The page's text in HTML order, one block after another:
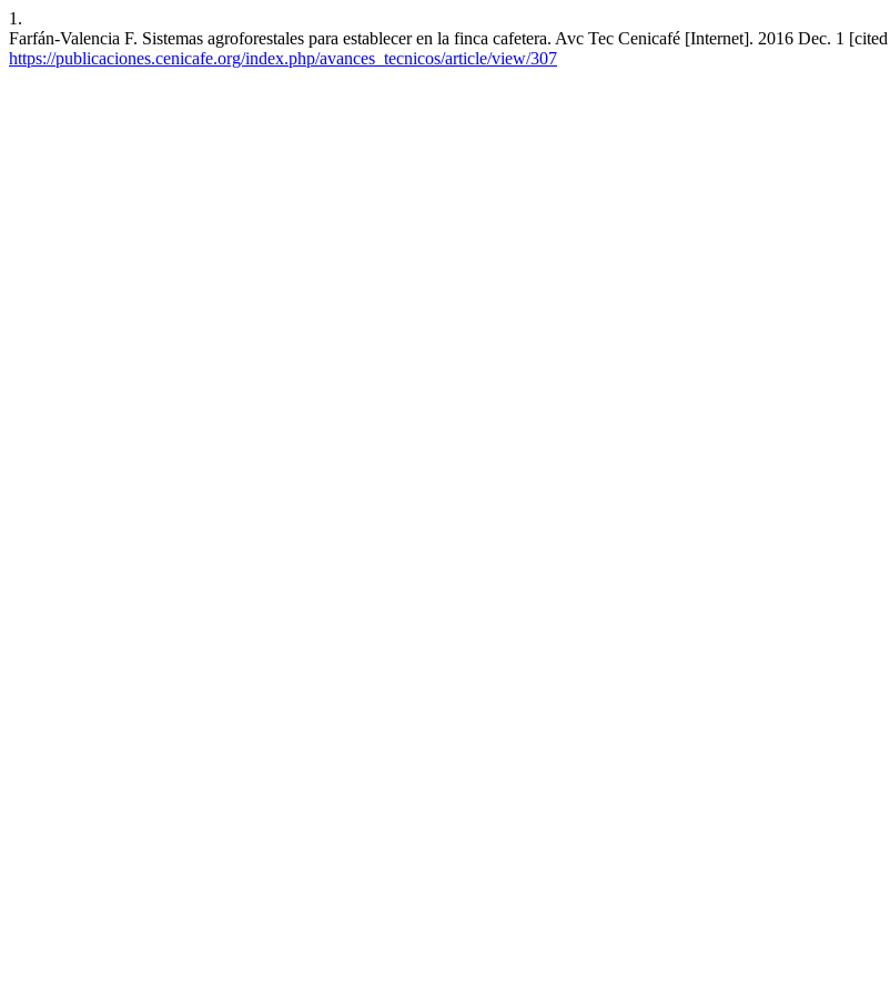
1.
Farfán-Valencia F. Sistemas agroforestales para establecer en la finca cafetera. Avc Tec Cenicafé [Internet]. 2016 Dec. 1
https://publicaciones.cenicafe.org/index.php/avances_tecnicos/article/view/307